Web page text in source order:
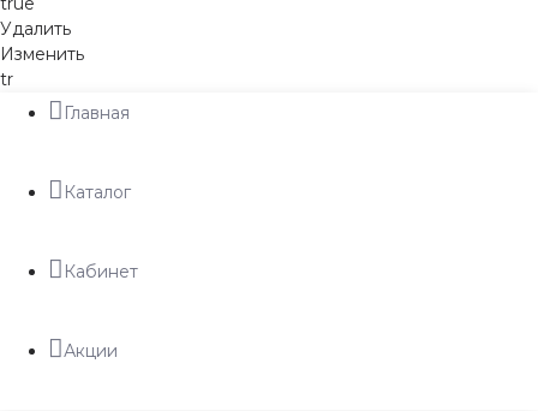
Удалить
Изменить
tr
Главная
Каталог
Кабинет
Акции